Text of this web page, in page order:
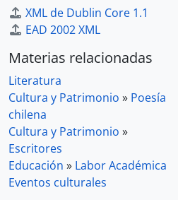
XML de Dublin Core 1.1
EAD 2002 XML
Materias relacionadas
Literatura
Cultura y Patrimonio » Poesía
chilena
Cultura y Patrimonio »
Escritores
Educación » Labor Académica
Eventos culturales